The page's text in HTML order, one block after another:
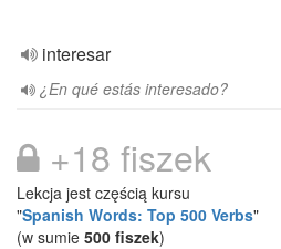
interesar
¿En qué estás interesado?
+18 fiszek
Lekcja jest częścią kursu
"Spanish Words: Top 500 Verbs"
(w sumie 500 fiszek)